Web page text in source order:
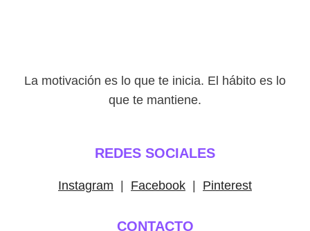
La motivación es lo que te inicia. El hábito es lo
que te mantiene.
REDES SOCIALES
Instagram Facebook Pinterest
CONTACTO